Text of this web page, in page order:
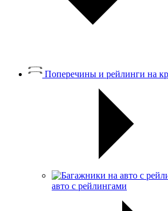
Поперечины и рейлинги на
авто с рейлингами